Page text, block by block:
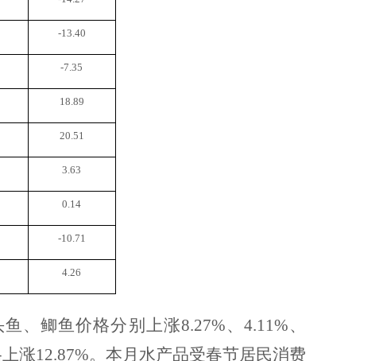
-13.40
-7.35
18.89
20.51
3.63
0.14
-10.71
4.26
、鲫鱼价格分别上涨8.27%、4.11%、
涨12.87%。本月水产品受春节居民消费